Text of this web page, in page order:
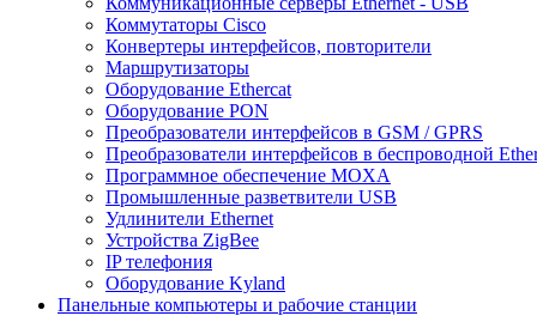
Коммутаторы Cisco
Конвертеры интерфейсов, повторители
Маршрутизаторы
Оборудование Ethercat
Оборудование PON
Преобразователи интерфейсов в GSM / GPRS
Преобразователи интерфейсов в беспроводной
Программное обеспечение MOXA
Промышленные разветвители USB
Удлинители Ethernet
Устройства ZigBee
IP телефония
Оборудование Kyland
Панельные компьютеры и рабочие станции